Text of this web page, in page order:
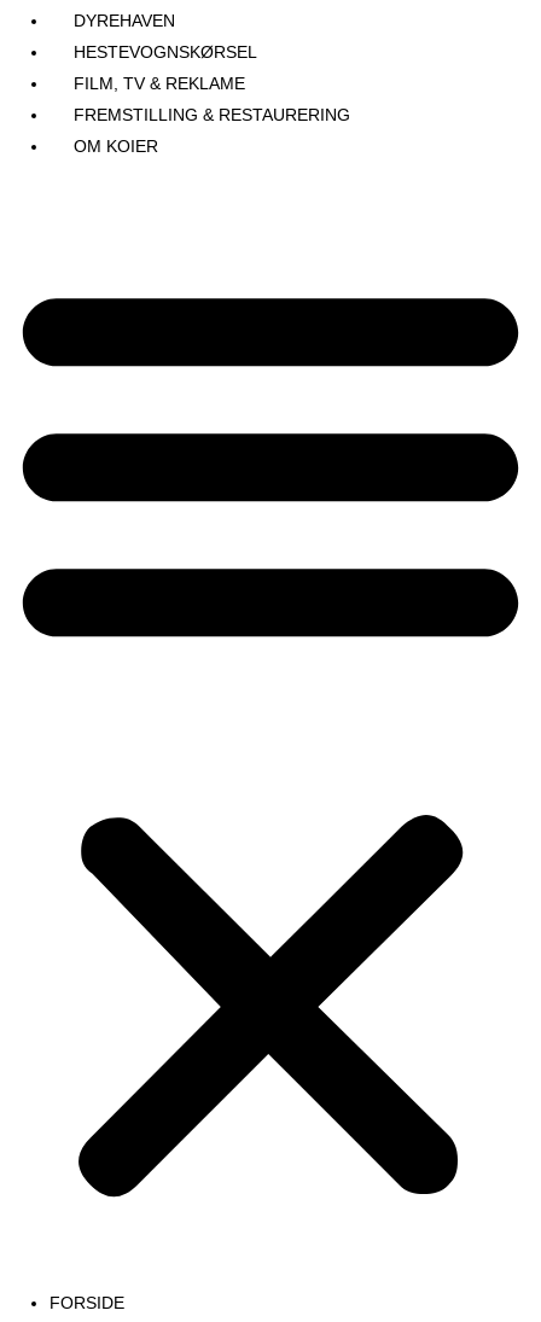
DYREHAVEN
HESTEVOGNSKØRSEL
FILM, TV & REKLAME
FREMSTILLING & RESTAURERING​
OM KOIER
FORSIDE